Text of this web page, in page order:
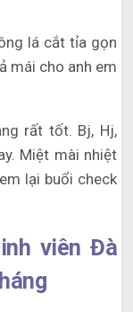
lá cắt tỉa gọn
mái cho anh em
rất tốt. Bj, Hj,
Miệt mài nhiệt
lại buổi check
viên Đà